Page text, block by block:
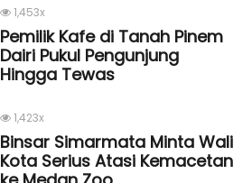
1,453x
Pemilik Kafe di Tanah Pinem
Dairi Pukul Pengunjung
Hingga Tewas
1,423x
Binsar Simarmata Minta Wali
Kota Serius Atasi Kemacetan